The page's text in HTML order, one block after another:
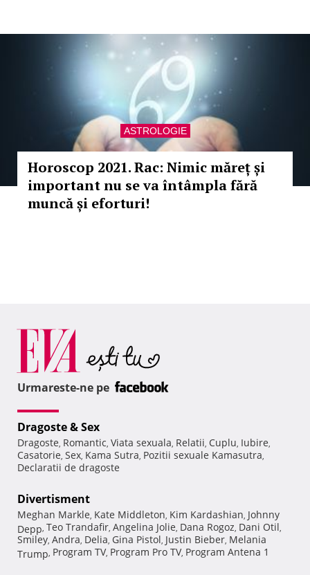
ASTROLOGIE
Horoscop 2021. Rac: Nimic măreț și
important nu se va întâmpla fără
muncă și eforturi!
Urmareste-ne pe
Dragoste & Sex
Dragoste, Romantic, Viata sexuala, Relatii, Cuplu, Iubire,
Casatorie, Sex, Kama Sutra, Pozitii sexuale Kamasutra,
Declaratii de dragoste
Divertisment
Meghan Markle, Kate Middleton, Kim Kardashian, Johnny
Depp, Teo Trandafir, Angelina Jolie, Dana Rogoz, Dani Otil,
Smiley, Andra, Delia, Gina Pistol, Justin Bieber, Melania
Trump, Program TV, Program Pro TV, Program Antena 1